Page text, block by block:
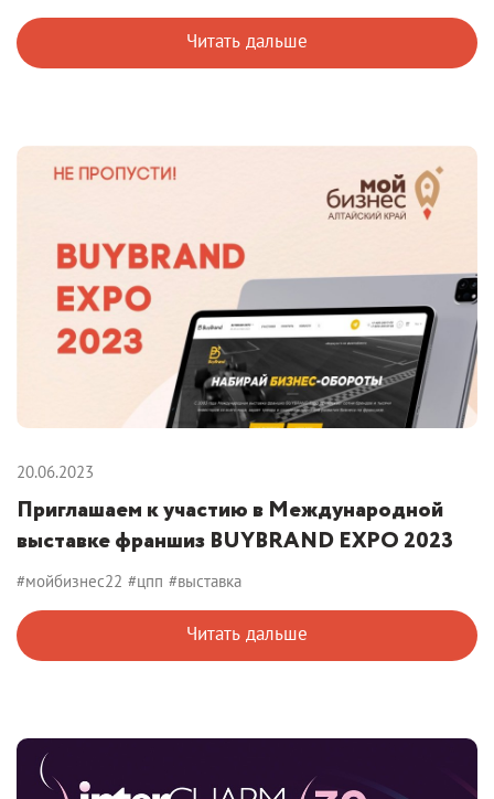
Читать дальше
20.06.2023
Приглашаем к участию в Международной
выставке франшиз BUYBRAND EXPO 2023
#мойбизнес22 #цпп #выставка
Читать дальше